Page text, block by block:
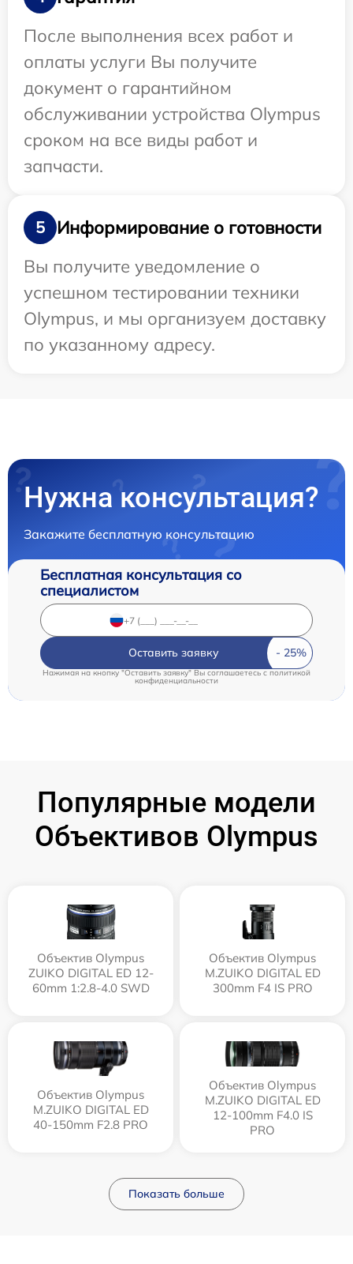
После выполнения всех работ и
оплаты услуги Вы получите
документ о гарантийном
обслуживании устройства Olympus
сроком на все виды работ и
запчасти.
5
Информирование о готовности
Вы получите уведомление о
успешном тестировании техники
Olympus, и мы организуем доставку
по указанному адресу.
Нужна консультация?
Закажите бесплатную консультацию
Бесплатная консультация со
специалистом
Оставить заявку
Нажимая на кнопку "Оставить заявку" Вы соглашаетесь c политикой
конфиденциальности
Популярные модели
Объективов Olympus
Объектив Olympus
ZUIKO DIGITAL ED 12-
60mm 1:2.8-4.0 SWD
Объектив Olympus
M.ZUIKO DIGITAL ED
300mm F4 IS PRO
Объектив Olympus
M.ZUIKO DIGITAL ED
40-150mm F2.8 PRO
Объектив Olympus
M.ZUIKO DIGITAL ED
12‑100mm F4.0 IS
PRO
Показать больше